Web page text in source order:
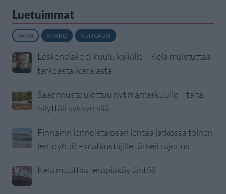
Luetuimmat
PÄIVÄ VIIKKO KUUKAUSI
Leskeneläke ei kuulu kaikille – Kela muistuttaa
tärkeästä ikärajasta
Sääennuste ulottuu nyt marraskuulle – tältä
näyttää syksyn sää
Finnairin lennoista osan lentää jatkossa toinen
lentoyhtiö – matkustajille tärkeä rajoitus
Kela muuttaa terapiakäytäntöä